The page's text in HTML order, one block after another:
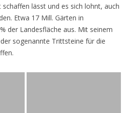
lässt und es sich lohnt, auch
Etwa 17 Mill. Gärten in
der Landesfläche aus. Mit seinem
sogenannte Trittsteine für die